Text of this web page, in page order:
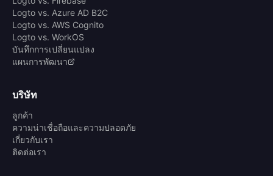
Logto vs. Azure AD B2C
Logto vs. AWS Cognito
Logto vs. WorkOS
บันทึกการเปลี่ยนแปลง
แผนการพัฒนา
บริษัท
ลูกค้า
ความน่าเชื่อถือและความปลอดภัย
เกี่ยวกับเรา
ติดต่อเรา